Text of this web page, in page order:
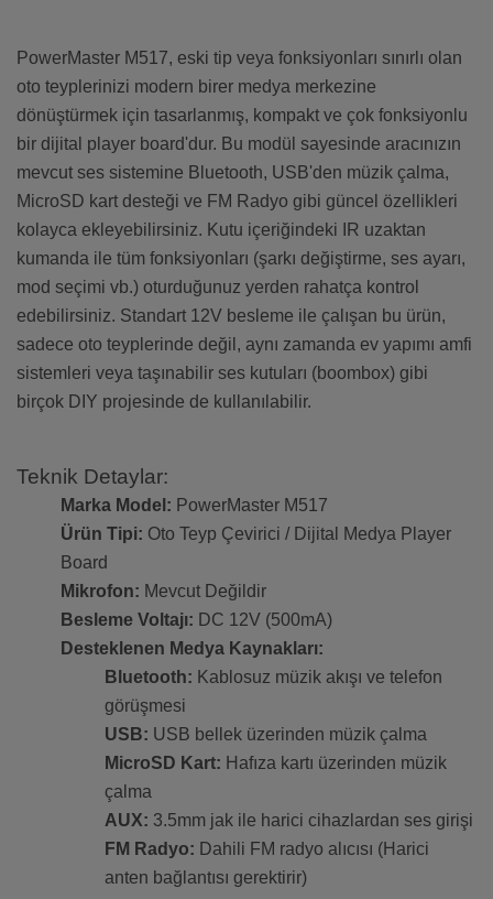
PowerMaster M517, eski tip veya fonksiyonları sınırlı olan
oto teyplerinizi modern birer medya merkezine
dönüştürmek için tasarlanmış, kompakt ve çok fonksiyonlu
bir dijital player board'dur. Bu modül sayesinde aracınızın
mevcut ses sistemine Bluetooth, USB'den müzik çalma,
MicroSD kart desteği ve FM Radyo gibi güncel özellikleri
kolayca ekleyebilirsiniz. Kutu içeriğindeki IR uzaktan
kumanda ile tüm fonksiyonları (şarkı değiştirme, ses ayarı,
mod seçimi vb.) oturduğunuz yerden rahatça kontrol
edebilirsiniz. Standart 12V besleme ile çalışan bu ürün,
sadece oto teyplerinde değil, aynı zamanda ev yapımı amfi
sistemleri veya taşınabilir ses kutuları (boombox) gibi
birçok DIY projesinde de kullanılabilir.
Teknik Detaylar:
Marka Model: PowerMaster M517
Ürün Tipi: Oto Teyp Çevirici / Dijital Medya Player
Board
Mikrofon: Mevcut Değildir
Besleme Voltajı: DC 12V (500mA)
Desteklenen Medya Kaynakları:
Bluetooth: Kablosuz müzik akışı ve telefon
görüşmesi
USB: USB bellek üzerinden müzik çalma
MicroSD Kart: Hafıza kartı üzerinden müzik
çalma
AUX: 3.5mm jak ile harici cihazlardan ses girişi
FM Radyo: Dahili FM radyo alıcısı (Harici
anten bağlantısı gerektirir)